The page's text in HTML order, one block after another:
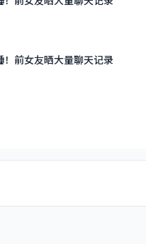
前女友晒大量聊天记录